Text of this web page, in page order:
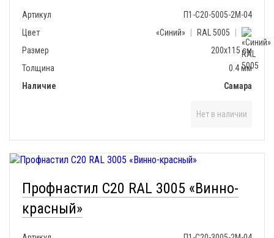
Артикул
П1-С20-5005-2М-04
Цвет
«Синий» RAL 5005
Размер
200х115 см
Толщина
0.4 мм
Наличие
Самара
Нет в наличии
Профнастил С20 RAL 3005 «Винно-
красный»